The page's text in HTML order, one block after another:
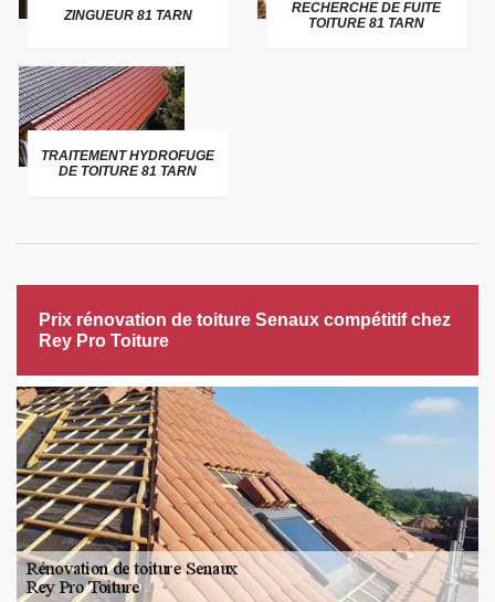
ZINGUEUR 81 TARN
RECHERCHE DE FUITE
TOITURE 81 TARN
TRAITEMENT HYDROFUGE
DE TOITURE 81 TARN
Prix rénovation de toiture Senaux compétitif chez
Rey Pro Toiture